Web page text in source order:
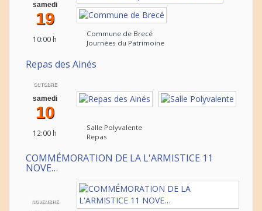
samedi
19
10:00 h
Commune de Brecé
Journées du Patrimoine
Repas des Ainés
OCTOBRE
samedi
10
12:00 h
Salle Polyvalente
Repas
COMMÉMORATION DE LA L'ARMISTICE 11
NOVE…
NOVEMBRE